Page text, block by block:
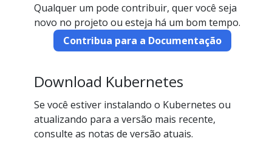
Qualquer um pode contribuir, quer você seja
novo no projeto ou esteja há um bom tempo.
Contribua para a Documentação
Download Kubernetes
Se você estiver instalando o Kubernetes ou
atualizando para a versão mais recente,
consulte as notas de versão atuais.